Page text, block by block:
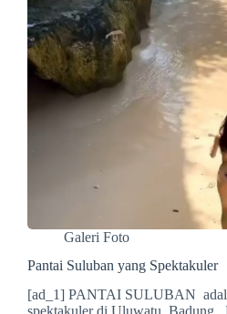
Galeri Foto
Pantai Suluban yang Spektakuler
[ad_1] PANTAI SULUBAN